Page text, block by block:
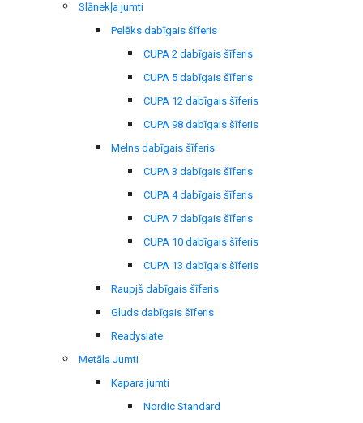
Slānekļa jumti
Pelēks dabīgais šīferis
CUPA 2 dabīgais šīferis
CUPA 5 dabīgais šīferis
CUPA 12 dabīgais šīferis
CUPA 98 dabīgais šīferis
Melns dabīgais šīferis
CUPA 3 dabīgais šīferis
CUPA 4 dabīgais šīferis
CUPA 7 dabīgais šīferis
CUPA 10 dabīgais šīferis
CUPA 13 dabīgais šīferis
Raupjš dabīgais šīferis
Gluds dabīgais šīferis
Readyslate
Metāla Jumti
Kapara jumti
Nordic Standard